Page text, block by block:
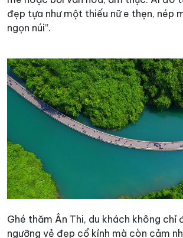
đẹp tựa như một thiếu nữ e thẹn, nép
ngọn núi”.
Ghé thăm Ân Thi, du khách không chỉ
ngưỡng vẻ đẹp cổ kính mà còn cảm